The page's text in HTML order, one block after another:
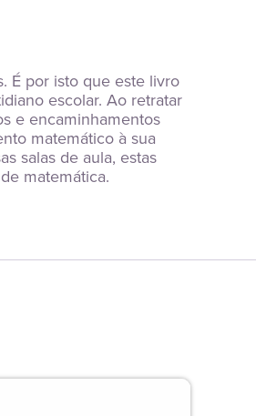
É por isto que este livro
escolar. Ao retratar
e encaminhamentos
matemático à sua
salas de aula, estas
matemática.